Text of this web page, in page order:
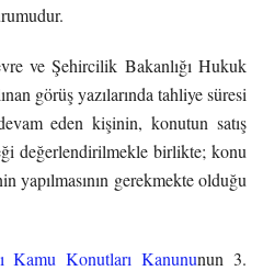
ve Şehircilik Bakanlığı Hukuk
görüş yazılarında tahliye süresi
eden kişinin, konutun satış
değerlendirilmekle birlikte; konu
yapılmasının gerekmekte olduğu
Kamu Konutları Kanununun 3.